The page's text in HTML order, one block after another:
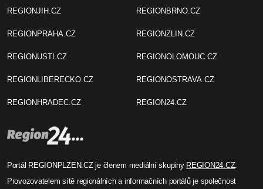
REGIONJIH.CZ
REGIONPRAHA.CZ
REGIONUSTI.CZ
REGIONLIBERECKO.CZ
REGIONHRADEC.CZ
REGIONBRNO.CZ
REGIONZLIN.CZ
REGIONOLOMOUC.CZ
REGIONOSTRAVA.CZ
REGION24.CZ
Portál REGIONPLZEN.CZ je členem mediální skupiny REGION24.CZ.
Provozovatelem sítě regionálních a informačních portálů je společnost